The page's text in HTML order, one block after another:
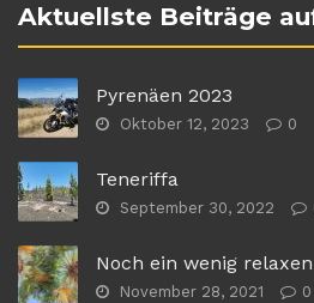
Aktuellste Beiträge
Pyrenäen 2023
Oktober 12, 2023 0
Teneriffa
September 30, 2022
Noch ein wenig relaxen
November 28, 2021 0